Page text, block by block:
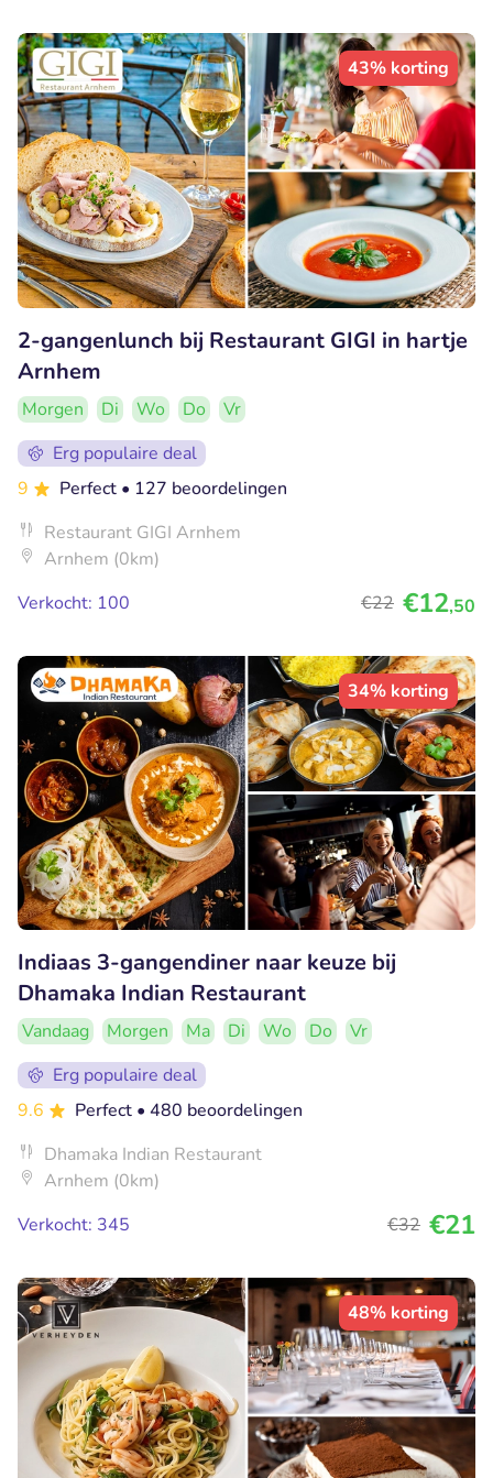
43% korting
2-gangenlunch bij Restaurant GIGI in hartje
Arnhem
Morgen Di Wo Do
Vr
Erg populaire deal
9
Perfect • 127 beoordelingen
Restaurant GIGI Arnhem
Arnhem (0km)
Verkocht: 100
€22 €12,50
34% korting
Indiaas 3-gangendiner naar keuze bij
Dhamaka Indian Restaurant
Vandaag Morgen Ma Di Wo Do
Vr
Erg populaire deal
9.6
Perfect • 480 beoordelingen
Dhamaka Indian Restaurant
Arnhem (0km)
Verkocht: 345
€32 €21
48% korting